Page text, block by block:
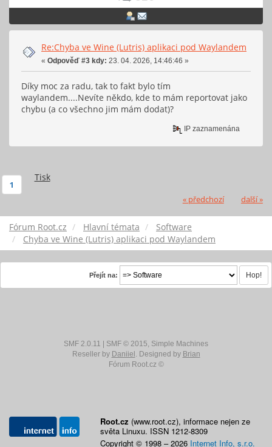
Re:Chyba ve Wine (Lutris) aplikaci pod Waylandem
« Odpověď #3 kdy: 23. 04. 2026, 14:46:46 »
Díky moc za radu, tak to fakt bylo tím
waylandem....Nevíte někdo, kde to mám reportovat jako
chybu (a co všechno jim mám dodat)?
IP zaznamenána
Tisk
1
« předchozí další »
Fórum Root.cz Hlavní témata
Software
Chyba ve Wine (Lutris) aplikaci pod Waylandem
Přejít na:
SMF 2.0.11 | SMF © 2015 Simple Machines
Reseller by Daniiel . Designed by Brian
Fórum Root.cz ©
Root.cz (www.root.cz), informace nejen ze
světa Linuxu. ISSN 1212-8309
Copyright © 1998 – 2026 Internet Info, s.r.o.